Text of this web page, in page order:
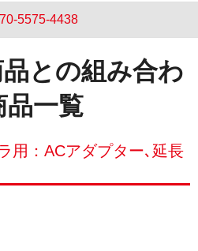
5575-4438
との組み合わ
一覧
用：ACアダプター､延長